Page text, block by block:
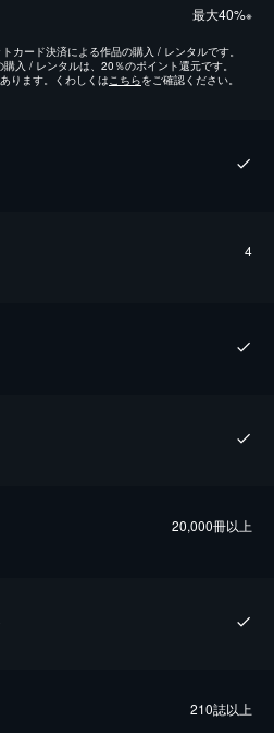
最⼤40%※
カード決済による作品の購入 / レンタルです。
入 / レンタルは、20％のポイント還元です。
ります。くわしくはこちらをご確認ください。
4
20,000冊以上
210誌以上